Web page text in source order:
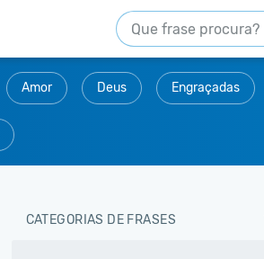
Amor Deus Engraçadas
CATEGORIAS DE FRASES